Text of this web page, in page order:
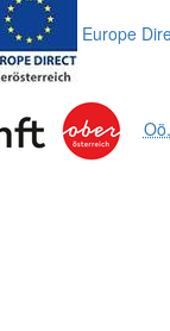
Europe
Oö.